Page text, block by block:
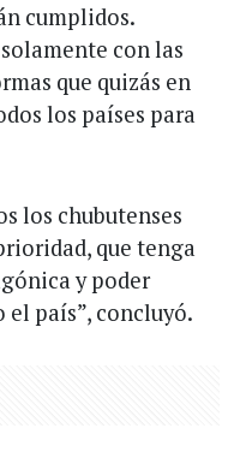
cumplidos.
con las
que quizás en
los países para
los chubutenses
que tenga
y poder
país”, concluyó.